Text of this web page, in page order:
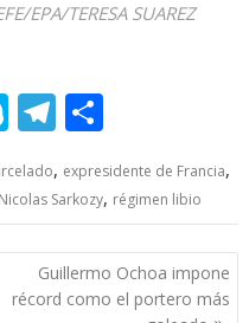
EPA/TERESA SUAREZ
S
y
p
e
T
e
gr
a
m
ar
e
, expresidente de Francia,
Nicolas Sarkozy, régimen libio
Guillermo Ochoa impone
récord como el portero más